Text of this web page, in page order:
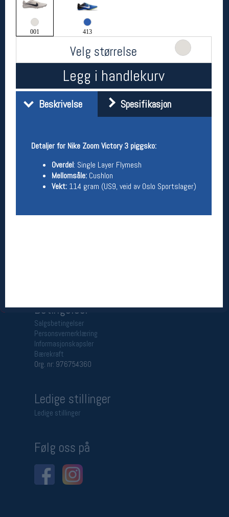
001 413
Velg størrelse
Legg i handlekurv
Beskrivelse Spesifikasjon
Detaljer for Nike Zoom Victory 3 piggsko:
Overdel: Single Layer Flymesh
Mellomsåle: Cushlon
Vekt: 114 gram (US9, veid av Oslo Sportslager)
(telefontid man-fredag klokken 10-13)
Vis i kart
Om oss
Kontakt oss
Åpningstider butikk
Team Oslo Sportslager
Medlemstilbud og aktiviteter
MELD DEG INN GRATIS
Betingelser
Salgsbetingelser
Personsvernerklæring
Informasjonskapsler
Bærekraft
Org. nr: 976754360
Ledige stillinger
Ledige stillinger
Følg oss på